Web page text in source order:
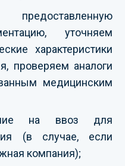
уточняем
характеристики
проверяем аналоги
медицинским
на ввоз для
(в случае, если
компания);